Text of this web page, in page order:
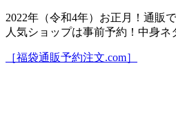
2022年（令和4年）お正月！通販
人気ショップは事前予約！中身ネ
［福袋通販予約注文.com］